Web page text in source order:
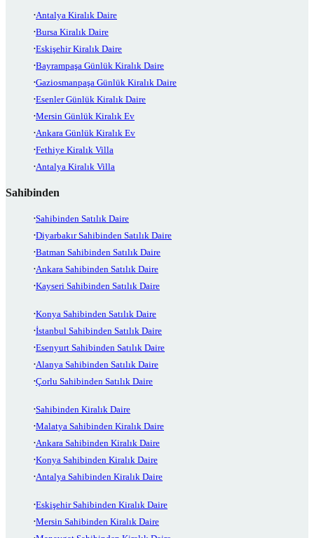
Antalya Kiralık Daire
Bursa Kiralık Daire
Eskişehir Kiralık Daire
Bayrampaşa Günlük Kiralık Daire
Gaziosmanpaşa Günlük Kiralık Daire
Esenler Günlük Kiralık Daire
Mersin Günlük Kiralık Ev
Ankara Günlük Kiralık Ev
Fethiye Kiralık Villa
Antalya Kiralık Villa
Sahibinden
Sahibinden Satılık Daire
Diyarbakır Sahibinden Satılık Daire
Batman Sahibinden Satılık Daire
Ankara Sahibinden Satılık Daire
Kayseri Sahibinden Satılık Daire
Konya Sahibinden Satılık Daire
İstanbul Sahibinden Satılık Daire
Esenyurt Sahibinden Satılık Daire
Alanya Sahibinden Satılık Daire
Çorlu Sahibinden Satılık Daire
Sahibinden Kiralık Daire
Malatya Sahibinden Kiralık Daire
Ankara Sahibinden Kiralık Daire
Konya Sahibinden Kiralık Daire
Antalya Sahibinden Kiralık Daire
Eskişehir Sahibinden Kiralık Daire
Mersin Sahibinden Kiralık Daire